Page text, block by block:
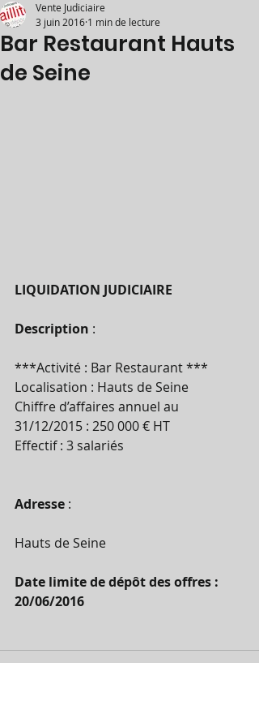
Bar Restaurant Hauts
de Seine
Vente Judiciaire
3 juin 2016 1 min de lecture
LIQUIDATION JUDICIAIRE
Description :
***Activité : Bar Restaurant ***
Localisation : Hauts de Seine
Chiffre d’affaires annuel au
31/12/2015 : 250 000 € HT
Effectif : 3 salariés
Adresse :
Hauts de Seine
Date limite de dépôt des offres :
20/06/2016